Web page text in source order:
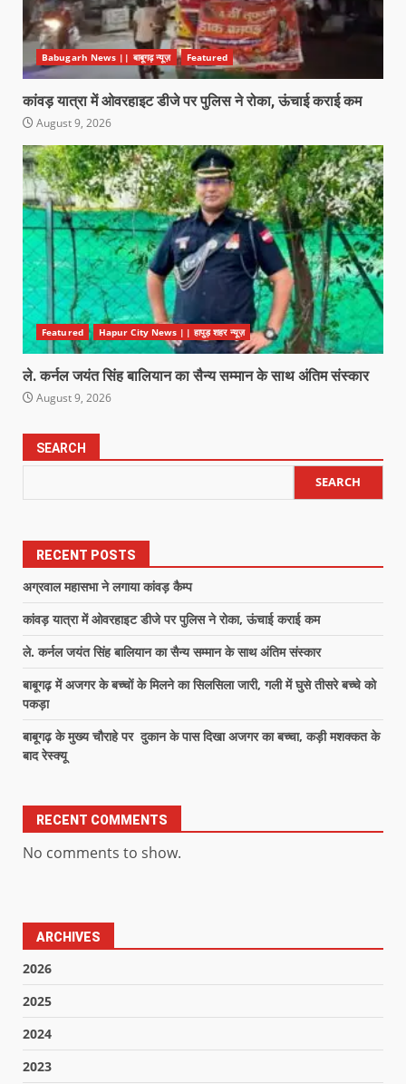
Babugarh News || बाबूगढ़ न्यूज़ Featured
कांवड़ यात्रा में ओवरहाइट डीजे पर पुलिस ने रोका, ऊंचाई कराई कम
August 9, 2026
Featured Hapur City News || हापुड़ शहर न्यूज़
ले. कर्नल जयंत सिंह बालियान का सैन्य सम्मान के साथ अंतिम संस्कार
August 9, 2026
SEARCH
SEARCH
RECENT POSTS
अग्रवाल महासभा ने लगाया कांवड़ कैम्प
कांवड़ यात्रा में ओवरहाइट डीजे पर पुलिस ने रोका, ऊंचाई कराई कम
ले. कर्नल जयंत सिंह बालियान का सैन्य सम्मान के साथ अंतिम संस्कार
बाबूगढ़ में अजगर के बच्चों के मिलने का सिलसिला जारी, गली में घुसे तीसरे बच्चे को
पकड़ा
बाबूगढ़ के मुख्य चौराहे पर दुकान के पास दिखा अजगर का बच्चा, कड़ी मशक्कत के
बाद रेस्क्यू
RECENT COMMENTS
No comments to show.
ARCHIVES
2026
2025
2024
2023